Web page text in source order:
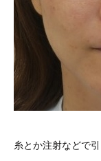
糸とか注射などで